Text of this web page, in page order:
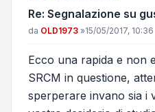
Re: Segnalazione su
Messaggio
da OLD1973 »15/05/2017, 10:36
Ecco una rapida e non
SRCM in questione,
sperperare invano sia i